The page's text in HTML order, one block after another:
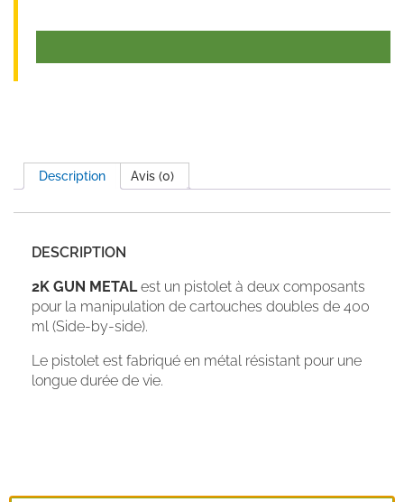
Description Avis (0)
DESCRIPTION
2K GUN METALest un pistolet à deux composants
pour la manipulation de cartouches doubles de 400
ml (Side-by-side).
Le pistolet est fabriqué en métal résistant pour une
longue durée de vie.